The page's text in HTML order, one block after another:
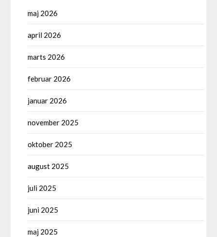
maj 2026
april 2026
marts 2026
februar 2026
januar 2026
november 2025
oktober 2025
august 2025
juli 2025
juni 2025
maj 2025